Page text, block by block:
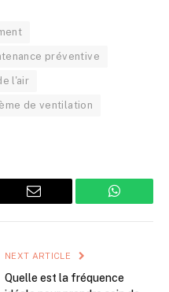
préventive
l'air
de ventilation
Email
NEXT ARTICLE
Quelle est la fréquence